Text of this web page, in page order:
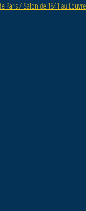
Paris / Salon de 1841 au Louvre